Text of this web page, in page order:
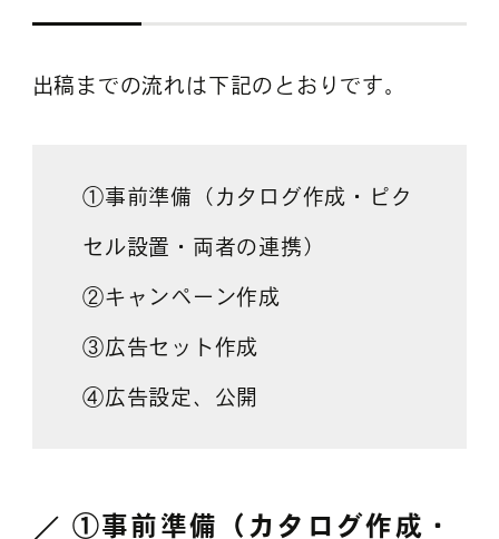
出稿までの流れは下記のとおりです。
①事前準備（カタログ作成・ピク
セル設置・両者の連携）
②キャンペーン作成
③広告セット作成
④広告設定、公開
①事前準備（カタログ作成・